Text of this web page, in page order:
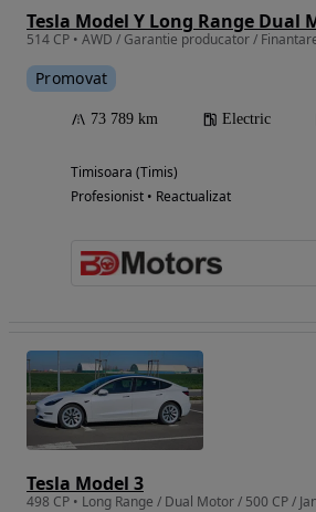
Tesla Model Y Long Range Dual
514 CP • AWD / Garantie producator /
Promovat
73 789 km Electric
Timisoara (Timis)
Profesionist • Reactualizat
Tesla Model 3
498 CP • Long Range / Dual Motor / 500 CP /